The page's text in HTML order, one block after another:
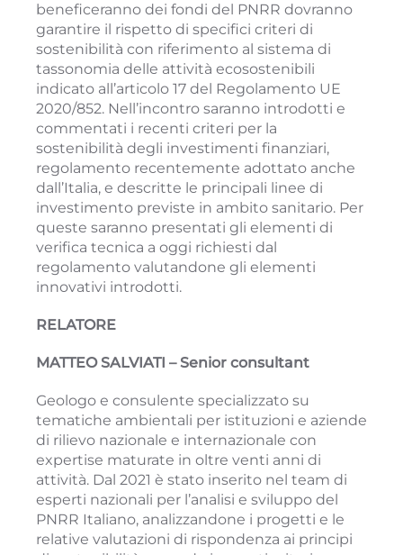
beneficeranno dei fondi del PNRR dovranno
garantire il rispetto di specifici criteri di
sostenibilità con riferimento al sistema di
tassonomia delle attività ecosostenibili
indicato all’articolo 17 del Regolamento UE
2020/852. Nell’incontro saranno introdotti e
commentati i recenti criteri per la
sostenibilità degli investimenti finanziari,
regolamento recentemente adottato anche
dall’Italia, e descritte le principali linee di
investimento previste in ambito sanitario. Per
queste saranno presentati gli elementi di
verifica tecnica a oggi richiesti dal
regolamento valutandone gli elementi
innovativi introdotti.
RELATORE
MATTEO SALVIATI – Senior consultant
Geologo e consulente specializzato su
tematiche ambientali per istituzioni e aziende
di rilievo nazionale e internazionale con
expertise maturate in oltre venti anni di
attività. Dal 2021 è stato inserito nel team di
esperti nazionali per l’analisi e sviluppo del
PNRR Italiano, analizzandone i progetti e le
relative valutazioni di rispondenza ai principi